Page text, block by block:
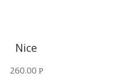
Nice
260.00 Р